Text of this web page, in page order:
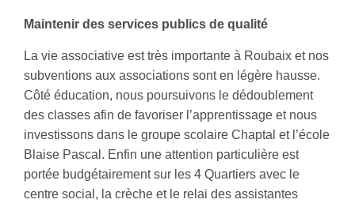
Maintenir des services publics de qualité
La vie associative est très importante à Roubaix et nos
subventions aux associations sont en légère hausse.
Côté éducation, nous poursuivons le dédoublement
des classes afin de favoriser l’apprentissage et nous
investissons dans le groupe scolaire Chaptal et l’école
Blaise Pascal. Enfin une attention particulière est
portée budgétairement sur les 4 Quartiers avec le
centre social, la crèche et le relai des assistantes